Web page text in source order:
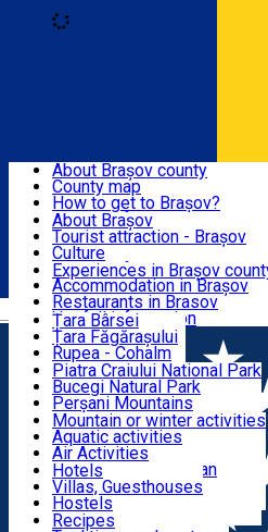
Română
BRAȘOV
EXPERIENCES
DESTINATIONS
NATURE
ACTIVE TOURISM
ACCOMMODATION
CULTURAL HERITAGE
About Brașov county
County map
How to get to Brașov?
Tourist Information Centers
Tourist Guides
Brașov Tourism
Historical tourist attractions
What would a local
Tourism news Brașov
Restaurants
About Brașov
Tourist attraction - Brașov
Culture
Tourist Information Center -
Accommodation in Brașov
Restaurants in Brasov
Usefull information
Experiences in Brașov
Țara Bârsei
Țara Făgărașului
Rupea - Cohalm
ECO Destinations
Piatra Craiului National Park
Bucegi Natural Park
Perșani Mountains
Făgăraș Mountains
Postăvarul Peak
Măgura Codlei
Ciucaș Mountains
Protected areas
Other natural attractions
Speoturism
Mountain or winter activities
Aquatic activities
Air Activities
Adventure, Equestrian
Cycling, Running
Other activities
Hotels
Villas, Guesthouses
Hostels
Cottages
Recipes